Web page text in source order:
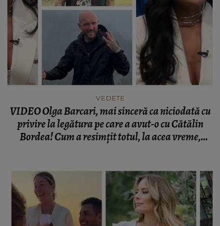
VEDETE
VIDEO Olga Barcari, mai sinceră ca niciodată cu
privire la legătura pe care a avut-o cu Cătălin
Bordea! Cum a resimțit totul, la acea vreme,